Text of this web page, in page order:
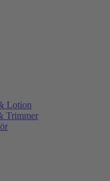
Lotion
Trimmer